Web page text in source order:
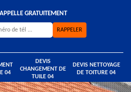
GRATUITEMENT
04
DEVIS
CHANGEMENT DE
TUILE 04
DEVIS NETTOYAGE
DE TOITURE 04